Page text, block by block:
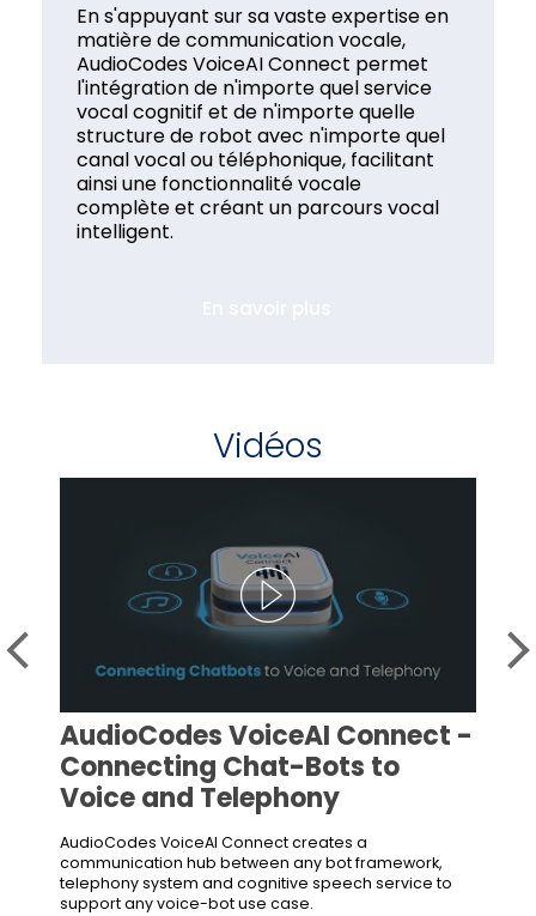
En s'appuyant sur sa vaste expertise en
matière de communication vocale,
AudioCodes VoiceAI Connect permet
l'intégration de n'importe quel service
vocal cognitif et de n'importe quelle
structure de robot avec n'importe quel
canal vocal ou téléphonique, facilitant
ainsi une fonctionnalité vocale
complète et créant un parcours vocal
intelligent.
Vidéos
AudioCodes VoiceAI Connect -
Connecting Chat-Bots to
Voice and Telephony
AudioCodes VoiceAI Connect creates a
communication hub between any bot framework,
telephony system and cognitive speech service to
support any voice-bot use case.